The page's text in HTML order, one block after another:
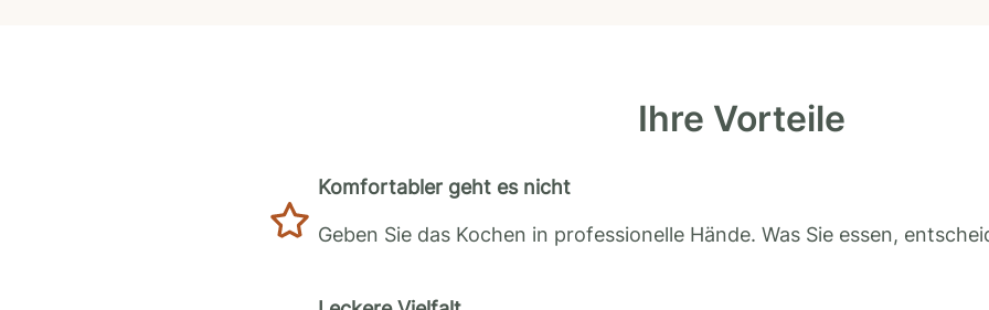
Ihre Vorteile
Komfortabler geht es nicht
Geben Sie das Kochen in professionelle Hände. Was Sie essen,